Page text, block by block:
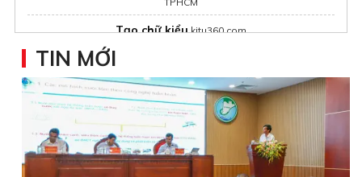
Tạo chữ kiểukitu360.com
bán simsim số đẹptừ 50k
In stickertheo yêu cầu
phần mềm quản lý cửa hàng nội thất
TIN MỚI